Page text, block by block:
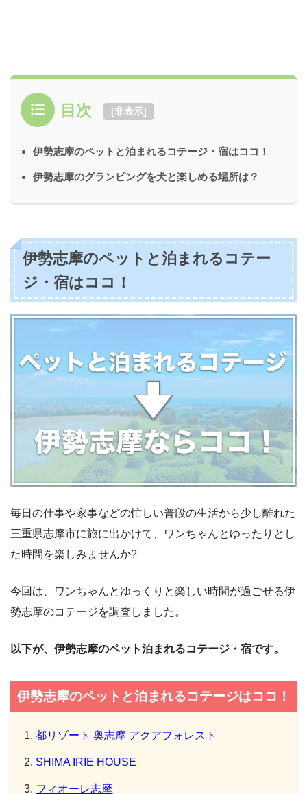
目次 [非表示]
伊勢志摩のペットと泊まれるコテージ・宿はココ！
伊勢志摩のグランピングを犬と楽しめる場所は？
伊勢志摩のペットと泊まれるコテー
ジ・宿はココ！
毎日の仕事や家事などの忙しい普段の生活から少し離れた
三重県志摩市に旅に出かけて、ワンちゃんとゆったりとし
た時間を楽しみませんか?
今回は、ワンちゃんとゆっくりと楽しい時間が過ごせる伊
勢志摩のコテージを調査しました。
以下が、伊勢志摩のペット泊まれるコテージ・宿です。
伊勢志摩のペットと泊まれるコテージはココ！
都リゾート 奥志摩 アクアフォレスト
SHIMA IRIE HOUSE
フィオーレ志摩